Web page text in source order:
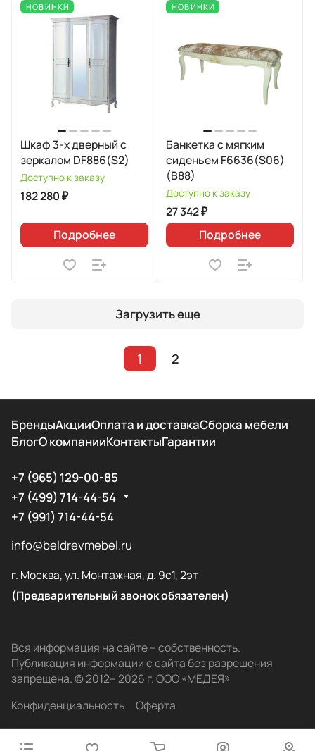
НОВИНКИ
Шкаф 3-х дверный с
зеркалом DF886(S2)
Доступно к заказу
182 280 ₽
Подробнее
НОВИНКИ
Банкетка с мягким
сиденьем F6636(S06)
(B88)
Доступно к заказу
27 342 ₽
Подробнее
Загрузить еще
1 2
БрендыАкцииОплата и доставкаСборка мебели
БлогО компанииКонтактыГарантии
+7 (965) 129-00-85
+7 (499) 714-44-54
+7 (991) 714-44-54
info@beldrevmebel.ru
г. Москва, ул. Монтажная, д. 9с1, 2эт
(Предварительный звонок обязателен)
Вся информация на сайте – собственность.
Публикация информации с сайта без разрешения
запрещена. © 2012– 2026 г. ООО «МЕДЕЯ»
Конфиденциальность
Оферта